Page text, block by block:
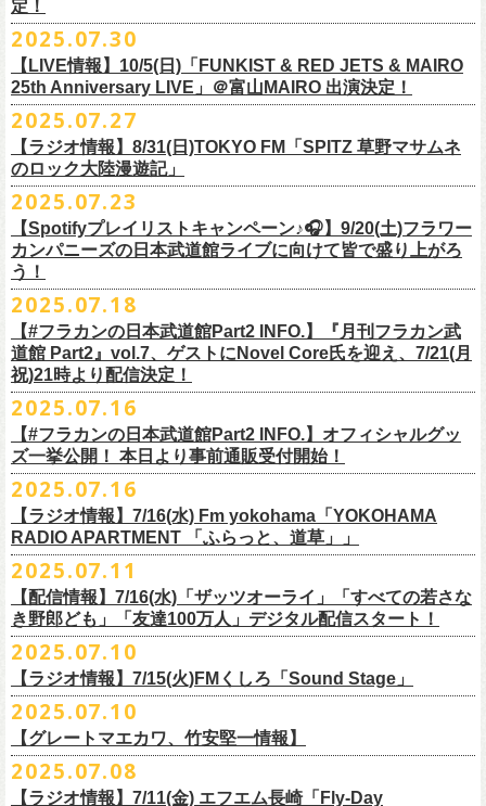
◎「少しだけピュアなチョイナロンT」
価格：¥4,000（税込）
ボディカラー：ホワイト
素材 ： 綿100％
サイズ：S / M / L / XL /XXL
＜製品サイズ＞
S ： 身丈65cm / 身幅49cm / 肩幅42cm / 袖丈 60cm
M ： 身丈69cm / 身幅52cm / 肩幅45cm / 袖丈62cm
L ： 身丈73cm / 身幅55cm / 肩幅48cm / 袖丈63cm
XL ： 身丈77cm / 身幅58cm / 肩幅52cm / 袖丈64cm
XXL：身丈81cm / 身幅63cm / 肩幅56cm / 袖丈65cm
※上記サイズはあくまでも目安の寸法です
り。これからフラワーカンパニーズは、さらに凄いことになるだろう。
絶対にそうなるだろう。
◎フラワーカンパニーズ「フラカンの日本武道館 Part2 〜超・今が
旬〜」
2025年9月20日(土)＠日本武道館 OPEN 15:30 START 16:30
＜SET LIST＞
SE Eeyo
1 少年卓球
2 ピースフル
3 ただいま実演中
4 ライトを消して走れ
5 アメジスト
6 夜空の太陽
mc
7 馬鹿の最高
8 最高の夏
9 友達100万人
10 ミント
11 ハイエース
12 深夜高速
mc
13 履歴書
14 感情七号線
15 星のブルペン
16 日々のあぶく
17 虹の雨あがり
mc
18 行ってきまーす
19 ラッコ！ラッコ！ラッコ
20 人は人
21 最後にゃなんとかなるだろう
22 白眼充血絶叫楽団
https://www.youtube.com/watch?
■vol.3
ゲスト：根本要（スターダスト☆レビュー）
https://www.youtube.com/watch?v=OMoBtAjSn-w
■vol.4：山里亮太（南海キャンディーズ）
https://youtube.com/live/_ipE-
■vol.5
ゲスト：大槻ケンヂ（筋肉少女帯/特撮/オケミス）
https://www.youtube.com/watch?
■vol.6
ゲスト：TOSHI-LOW（BRAHMAN）
https://youtu.be/Z9wrtIqELqE
■vol.7
ゲスト：Novel Core
https://www.youtube.com/watch?v=I8Zw-h9Anxg
■vol.8
ゲスト：四星球
https://www.youtube.com/watch?v=kVfyzG-tjOs
・500円玉専用となりますので、ご利用予定の方は500円玉をご用意くだ
さい（ 他の硬貨は使用不可）
・お一人様1回のお並びにつき5回しまでとさせていただきます
11月3日(月・祝) 渋谷duo MUSIC EXCHANGE 15:15/16:00
11月8日(土) 徳島club GRINDHOUSE 16:30/17:00
11月9日(日) 米子AZTiC laughs 15:30/16:00
11月15日(土) 福井CHOP 16:30/17:00
11月16日(日) 神戸VARIT. 15:30/16:00
11月29日(土) 名古屋E.L.L 16:30/17:00
11月30日(日) 静岡サナッシュ 15:30/16:00
12月6日(土) 宇都宮HEAVEN’S ROCK VJ-2 16:30/17:00
12月7日(日) 水戸LIGHT HOUSE 15:30/16:00
12月13日(土) 盛岡CLUB CHANGE WAVE 16:30/17:00
12月14日(日) 弘前KEEP THE BEAT 15:30/16:00
12月21日(日) 京都磔磔 15:30/16:00
12月22日(月) 京都磔磔 18:30/19:00
2026年
1月17日(土) 長野CLUB JUNK BOX 16:30/17:00
1月18日(日) 千葉LOOK 15:30/16:00
1月24日(土) 高知X-pt. 16:30/17:00
1月25日(日) 広島SECOND CRUTCH 15:30/16:00
1月27日(火) 四日市CLUB CHAOS 18:30/19:00
1月31日(土) 札幌近松 16:30/17:00
2月4日(水) 下北沢シェルター 18:30/19:00
2月14日(土) 大阪バナナホール 16:30/17:00
2月15日(日) 岡山ペパーランド 15:30/16:00
2月21日(土) 別府Copper Raven 16:30/17:00
2月22日(日) 福岡CB 15:30/16:00
2月24日(火) 豊橋Club KNOT 18:30/19:00
2月28日(土) 新潟GOLDEN PIGGS BLACK 16:30/17:00
3月1日(日) 金沢AZ 15:30/16:00
3月7日(土) HEAVEN’S ROCKさいたま新都心 16:30/17:00
3月14日(土) 仙台darwin 16:30/17:00
チケット料金：¥5,200(税込/整理番号付/ドリンク代別途要)
※全公演、高校生以下は当日¥2,000 キャッシュバック(当日年齢を証明で
きるもの(学生証、 保険証など)のご提示が必要となります)
館 Part2 〜超・今が旬〜』を開催するフラワーカンパニーズ、武道館前
最後のワンマンライブとして開催する8月24日(日)「
道館前の一撃〜」＠F.A.D YOKOHAMA（会場チケット完売）の模様がニ
コニコ生放送にて独占生中継されることが決定！
ライブの一部はどなたでも無料で視聴が可能、ニコニコプレミアム会員
に登録するとライブ全編、
武道館公演を１ヶ月後に控えたフラカンの盛り上がり必至の貴重な
ブ、どうぞお見逃しなく！
＊配信詳細
◎フラワーカンパニーズ「横浜ストーリー〜武道館前の一撃〜」＠
YOKOHAMA
配信日時：8月24日（日）16:00 START（10分前より準備開始）
視聴URL：https://live.nicovideo.
＊本ライブの一部はプレミアム会員限定視聴となります。
＊全編視聴をご希望のかたはプレミアム会員にご登録（月額790円）をお
願い致します。
＊タイムシフト視聴期間：2025年9月7日まで
本番組はプレミアム会員の方ならタイムシフト視聴期間中に何度で
放送終了後に視聴することができます。 一般会員の方の場合は事前予約
をする事で期間内にタイムシフト視聴が可能ですが、リアルタイム視聴
の際と同様、全編の視聴にはプレミアム会員への加入が必要になりま
す。
ーーーーーーーーーーーーーーーーーーーーーーーーーーー
◎「横浜ストーリー 〜武道館前の一撃〜」
日時：8月24日(日)Open 15:30 / Start 16:00
会場：神奈川・F.A.D YOKOHAMA
会場チケット：完売
今年12月末をもって営業終了となる大分のライブハウスT.O.P.S
BittsHALLにて、フラワーカンパニーズのワンマンライブが決定！
◎「フラワーカンパニーズLIVE〜サンキューBitts〜」
日時：2025年11月24日(月祝) OPEN15:30/START16:00
会場：大分T.O.P.S BittsHALL
チケット料金：前売¥5,200(税込/整理番号付/ドリンク代別)
チケット発売日：9月27日(土)
プレイガイド：
https://eplus.jp/sf/detail/4383810001-P0030001
番組スタート直前スペシャルのvol.0としてスキマスイッチ、
ゲストとしてTHE COLLECTORSの加藤ひさし(vo)と古市コータロー(g)、
第２回目にHump Back、第３回目はスターダスト☆レビューの根本要、
第４回目は南海キャンディーズの山里亮太、第５回目は筋肉少女帯の大
槻ケンヂ、第６回目はBRAHMANのボーカル・TOSHI-LOW、
回目はラッパー・シンガーソングライターのNovel Coreを招きお届けして
きた今番組（全回アーカイブ配信中）。
第８回目となる今回のゲストは、”日本一泣けるコミックバンド”
を招聘！
20年以上にわたる付き合いで、
球にことあるごとに”
開中のフラカンの楽曲全曲レビュー企画「フラカンの音楽目録」でボー
カル・北島康雄をプロのライター陣に交じってreviewerに抜擢す るなど、
四星球に対しての信頼度が絶大なフラカンメンバー。
の思いが溢れる1時間！
8月20日(水)21:00よりプレミア配信されます。
開催を約１ヶ月後に控えたフラカンの日本武道館公演のチケットは
発売中！
合わせてお見逃しなく！
＜番組情報＞
『月刊フラカン武道館 Part2』
■vol.8
ゲスト：四星球
8月20日(水)21:00〜配信
本番URL：
https://www.youtube.com/ watch?v=kVfyzG-tjOs
＊アーカイブ配信中！
■vol.0 番組スタート直前スペシャル
9/2(火)大阪GORILLA HALL OSAKAで開催される｢802 Jungle Attack Vol.6
-フラカン武道館壮行会-｣にフラワーカンパニーズの出演が決定！
壮行会、ありがとうございます！嬉涙
◎｢802 Jungle Attack Vol.6 -フラカン武道館壮行会-｣
日時：9月2日(火)18:15 OPEN / 18:45 START
会場：大阪 GORILLA HALL OSAKA
出演：
フラワーカンパニーズ
Conton Candy
TOSHI-LOW
ヒグチアイ
MC：加藤真樹子（#FM802）
チケット発売スタート！
▼詳細はこちら
https://funky802.com/site/pickup_detail/7941
定！
苦しい夜を乗り越えて来た芸人さんがそれぞれの夜を語り〈深夜高速〉
を熱唱するライブ、今年も開催決定！
◎「それぞれの深夜高速」
【日時】2025年8月27日（水）18:40開場 19:00開演
【会場】下北沢・小劇場B1
【出演者】MC：東京03角田 特別審査員：フラワーカンパニーズ鈴木
ゲスト：4名
【料金】￥3,500-（税込・整理番号付き自由席）
【発売日】Livepocket
・7月30日（水）21:00 先行抽選受付開始（～8月12日（火）11:00
迄）・8月16日（土）11:00 一般発売開始
【お問い合わせ】
SLUSH-PILE. 03-6451-0554
2025.07.30
【LIVE情報】10/5(日)「FUNKIST & RED JETS & MAIRO
25th Anniversary LIVE」＠富山MAIRO 出演決定！
富山MAIRO 25周年記念ライブにフラワーカンパニーズの出演が決定！
2025.07.27
【ラジオ情報】8/31(日)TOKYO FM「SPITZ 草野マサムネ
のロック大陸漫遊記」
■8月31日(日)21:00〜21:55 TOKYO FM「SPITZ 草野マサムネのロック大
陸漫遊記」
＊鈴木圭介、グレートマエカワ ゲスト出演決定！
※全国38局ネット＞
ください
https://www.tfm.co.jp/manyuki/
2025.07.23
【Spotifyプレイリストキャンペーン♪🎧】9/20(土)フラワー
カンパニーズの日本武道館ライブに向けて皆で盛り上がろ
う！
7/23(水)よりSpotifyでフラワーカンパニーズのプレイリスト企画がスター
ト！
①特設サイトhttps://flowercompanyz.mixlist.app/にて10曲をセレクトし
てプレイリストを作成
②#フラカンプレイリストをつけてXでシェア
2025.07.18
【#フラカンの日本武道館Part2 INFO.】『月刊フラカン武
道館 Part2』vol.7、ゲストにNovel Core氏を迎え、7/21(月
祝)21時より配信決定！
2025.07.16
【#フラカンの日本武道館Part2 INFO.】オフィシャルグッ
ズ一挙公開！ 本日より事前通販受付開始！
2025.07.16
【ラジオ情報】7/16(水) Fm yokohama「YOKOHAMA
RADIO APARTMENT 「ふらっと、道草」」
■7/16(水)22:00～ 23:30 Fm yokohama「YOKOHAMA RADIO
APARTMENT「ふらっと、道草」」
DJ:NakamuraEmi
https://www.fmyokohama.co.jp/
＊鈴木圭介、グレートマエカワ コメントOA
2025.07.11
【配信情報】7/16(水)「ザッツオーライ」「すべての若さな
き野郎ども」「友達100万人」デジタル配信スタート！
「HESOKURI」に収録「ザッツオーライ」「すべての若さなき野郎ど
も」「友達100万人」が、7/16(水)より各音楽サービスにてデジタル配信
スタート！
同日リリースの新曲「ただいま実演中 / ピュアな匂いがチョイナチョイ
ナ」と合わせて、プリアドプリセーブが可能です。
ぜひお楽しみください！
2025.07.10
【ラジオ情報】7/15(火)FMくしろ「Sound Stage」
■7月15日(金) 19:00〜 FMくしろ「Sound Stage」
＊鈴木圭介、グレートマエカワ コメントOA！
※再放送：7月18日(金)15:00〜
2025.07.10
【グレートマエカワ、竹安堅一情報】
2025.07.08
【ラジオ情報】7/11(金) エフエム長崎「Fly-Day